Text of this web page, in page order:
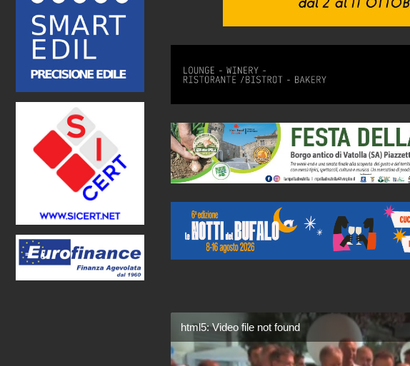
html5: Video file not found